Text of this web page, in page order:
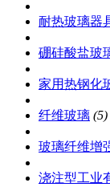
耐热玻璃器
硼硅酸盐玻
家用热钢化
纤维玻璃 (5)
玻璃纤维增
浇注型工业